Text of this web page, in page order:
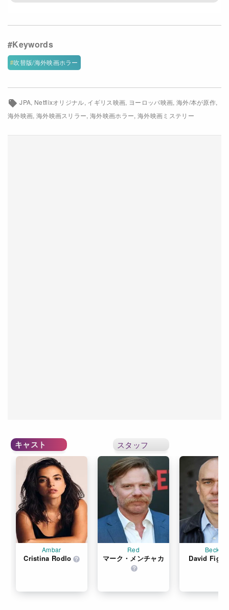
主な出演者
デヴィッド・フィグリオーリ デヴィッド・バレーラ
モロンケ・アキノラ
吹替版/海外映画ホラー
JPA Netflixオリジナル イギリス映画 ヨーロッパ映画 海外/本が原作
海外映画 海外映画スリラー 海外映画ホラー 海外映画ミステリー
スタッフ
キャスト
Ambar
Cristina Rodlo
Red
マーク・メンチャカ
Becker
David